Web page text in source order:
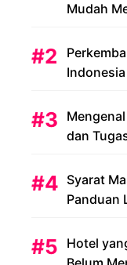
Mudah
dan
Syarat
Panduan
Hotel